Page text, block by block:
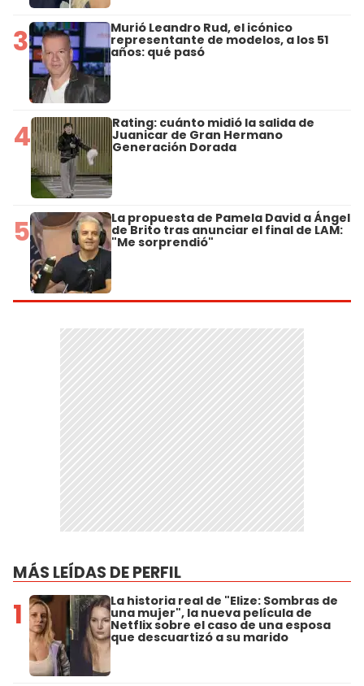
3 Murió Leandro Rud, el icónico
representante de modelos, a los 51
años: qué pasó
4 Rating: cuánto midió la salida de
Juanicar de Gran Hermano
Generación Dorada
5 La propuesta de Pamela David a Ángel
de Brito tras anunciar el final de LAM:
"Me sorprendió"
MÁS LEÍDAS DE PERFIL
1 La historia real de "Elize: Sombras de
una mujer", la nueva película de
Netflix sobre el caso de una esposa
que descuartizó a su marido